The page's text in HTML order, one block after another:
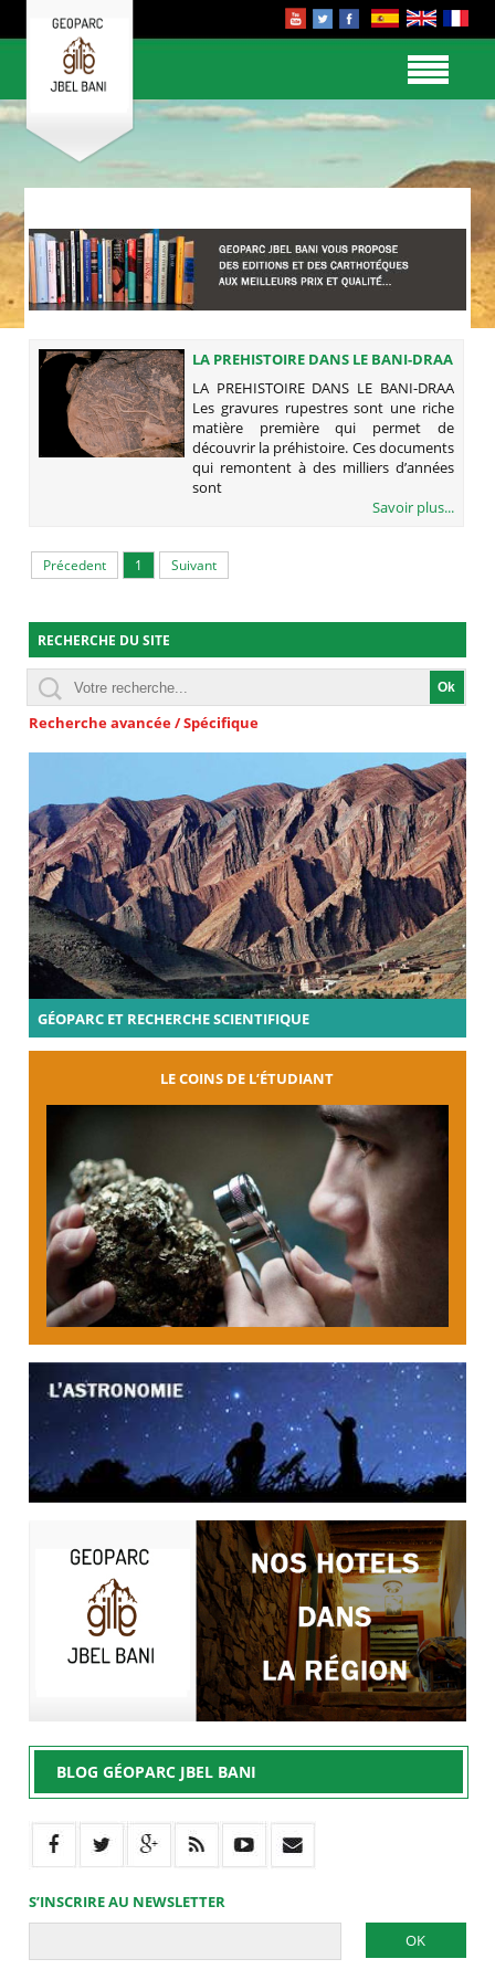
LA PREHISTOIRE DANS LE BANI-DRAA
LA PREHISTOIRE DANS LE BANI-DRAA
Les gravures rupestres sont une riche
matière première qui permet de
découvrir la préhistoire. Ces documents
qui remontent à des milliers d’années
sont
Savoir plus...
Précedent 1 Suivant
RECHERCHE DU SITE
Recherche avancée / Spécifique
GÉOPARC ET RECHERCHE SCIENTIFIQUE
LE COINS DE L’ÉTUDIANT
BLOG GÉOPARC JBEL BANI
S’INSCRIRE AU NEWSLETTER